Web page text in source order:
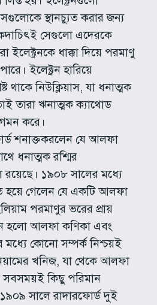
স্থানচ্যুত করার জন্য
সেগুলো এদেরকে
ধাক্কা দিয়ে পরমাণু
ইলেক্ট্রন হারিয়ে
নিউক্লিয়াস, যা ধনাত্মক
তারা ঋনাত্মক ক্যাথোড
করে।
শনাক্তকরলেন যে আলফা
ধনাত্মক রশ্মির
১৯০৮ সালের মধ্যে
হয়ে গেলেন যে একটি আলফা
পরমাণুর ভরের প্রায়
হলো আলফা কণিকা এবং
মধ্যে কোনো সম্পর্ক নিশ্চয়ই
খনিজ, যা থেকে আলফা
সবসময়ই কিছু পরিমান
সালে রাদারফোর্ড দুই